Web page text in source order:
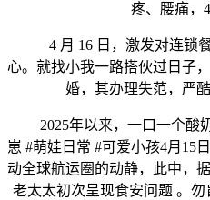
疼、腰痛，4
4 月 16 日，激发对连锁餐
心。就找小我一路搭伙过日子
婚，其办理失范，严
2025年以来，一口一个酸
崽 #萌娃日常 #可爱小孩4月15
动全球航运圈的动静，此中，
老太太初次呈现食安问题 。